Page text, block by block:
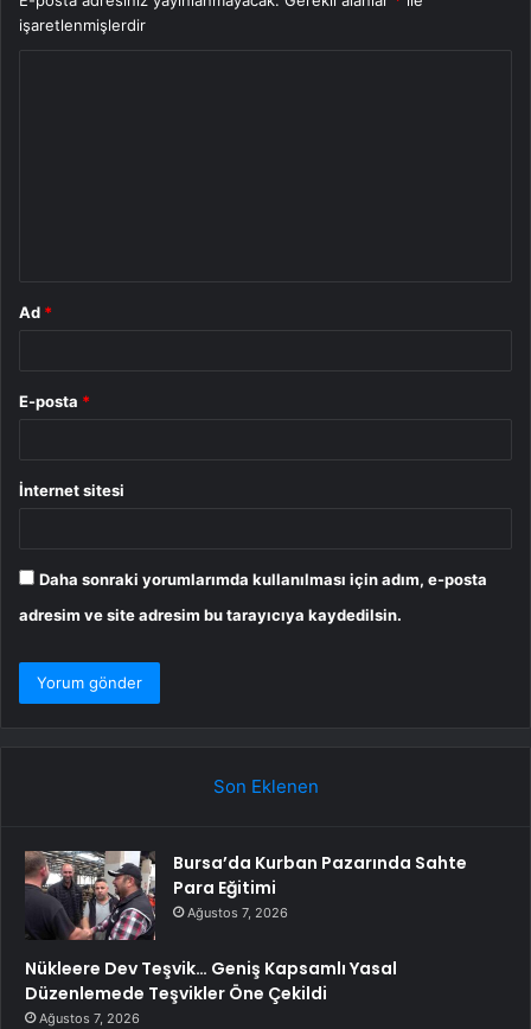
işaretlenmişlerdir
Ad *
E-posta *
İnternet sitesi
Daha sonraki yorumlarımda kullanılması için adım, e-posta
adresim ve site adresim bu tarayıcıya kaydedilsin.
Son Eklenen
Bursa’da Kurban Pazarında Sahte
Para Eğitimi
Ağustos 7, 2026
Nükleere Dev Teşvik… Geniş Kapsamlı Yasal
Düzenlemede Teşvikler Öne Çekildi
Ağustos 7, 2026